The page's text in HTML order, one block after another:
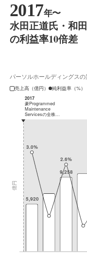
2017年〜
水田正道氏・和
の利益率10倍差
パーソルホールディングス
売上高（億円）
純利益率（%）